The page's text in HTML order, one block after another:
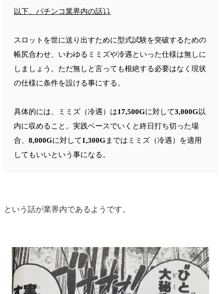
以下、パチンコ業界内の話⤵︎⤵︎
スロットを世に送り出すために型式試験を突破するための
帳尻合わせ、いわゆるミミズや冷遇といった仕様は無しに
しましょう。ただ無しと言っても根絶する必要はなく現状
の仕様に条件を設ける事にする。
具体的には、ミミズ（冷遇）は17,500Gに対して3,000G以
内に収めること。実践ベースでいくと終日打ち切った場
合、 8,000Gに対して1,300Gまではミミズ（冷遇）を適用
してもいいという事になる。
という話が業界内であるようです。